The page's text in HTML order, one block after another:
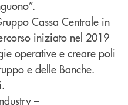
Cassa Centrale in
iniziato nel 2019
operative e creare poli
e delle Banche.
–